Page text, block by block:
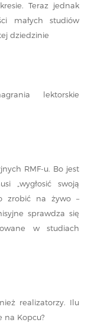
Teraz jednak
małych studiów
dziedzinie
lektorskie
RMF-u. Bo jest
„wygłosić swoją
zrobić na żywo –
sprawdza się
w studiach
realizatorzy. Ilu
na Kopcu?